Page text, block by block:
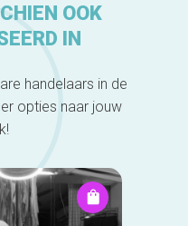
OOK
IN
handelaars in de
opties naar jouw